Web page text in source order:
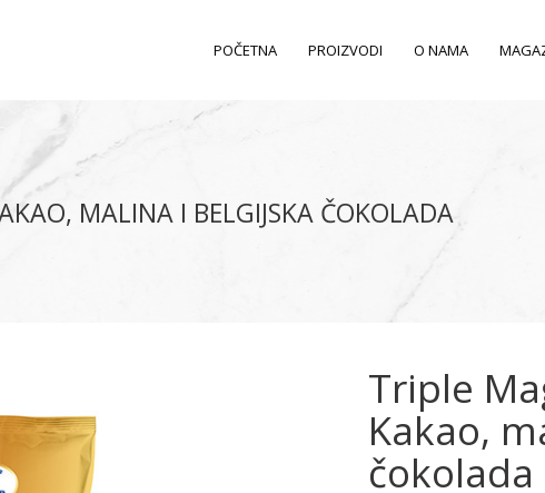
POČETNA PROIZVODI O NAMA
MALINA I BELGIJSKA ČOKOLADA
Triple
Kakao,
čokolada